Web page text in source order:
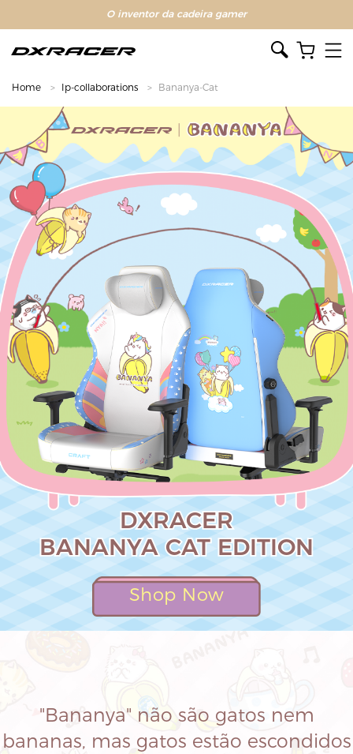
O inventor da cadeira gamer
Home Ip-collaborations Bananya-Cat
DXRACER
BANANYA CAT EDITION
Shop Now
"Bananya" não são gatos nem
bananas, mas gatos estão escondidos